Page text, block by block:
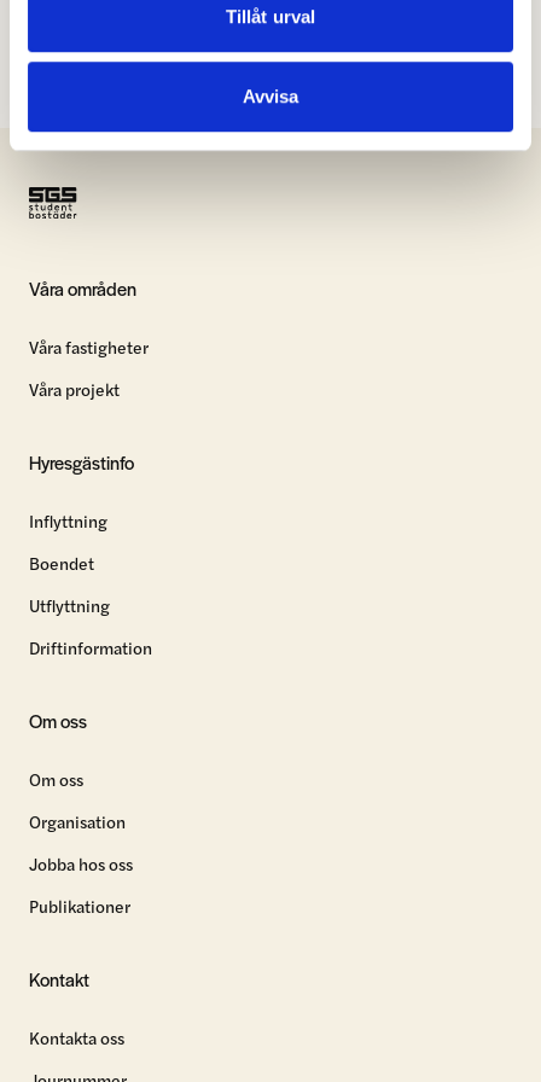
Tillåt urval
Avvisa
Kundservice Journummer
Våra områden
Våra fastigheter
Våra projekt
Hyresgästinfo
Inflyttning
Boendet
Utflyttning
Driftinformation
Om oss
Om oss
Organisation
Jobba hos oss
Publikationer
Kontakt
Kontakta oss